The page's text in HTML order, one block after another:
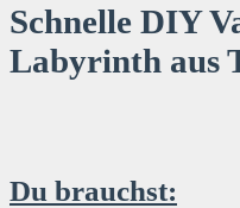
Schnelle DIY
Labyrinth aus
Du brauchst: